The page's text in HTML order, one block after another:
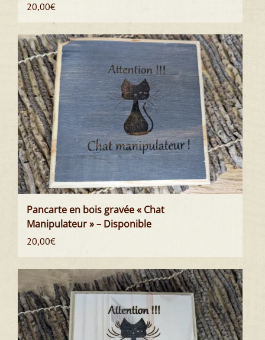
20,00€
Pancarte en bois gravée « Chat
Manipulateur » – Disponible
20,00€